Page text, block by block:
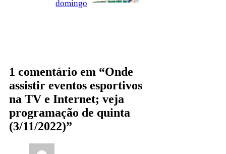
domingo
1 comentário em “Onde
assistir eventos esportivos
na TV e Internet; veja
programação de quinta
(3/11/2022)”